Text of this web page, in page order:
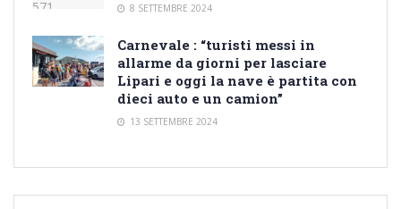
8 SETTEMBRE 2024
Carnevale : “turisti messi in
allarme da giorni per lasciare
Lipari e oggi la nave è partita con
dieci auto e un camion”
13 SETTEMBRE 2024